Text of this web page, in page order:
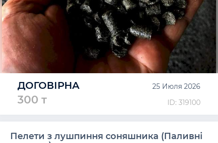
ДОГОВІРНА 25 Июля 2026
300 т ID: 319100
Пелети з лушпиння соняшника (Паливні